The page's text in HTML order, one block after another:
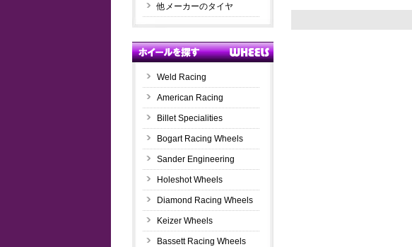
他メーカーのタイヤ
Weld Racing
American Racing
Billet Specialities
Bogart Racing Wheels
Sander Engineering
Holeshot Wheels
Diamond Racing Wheels
Keizer Wheels
Bassett Racing Wheels